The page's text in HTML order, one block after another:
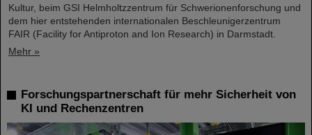
Kultur, beim GSI Helmholtzzentrum für Schwerionenforschung und
dem hier entstehenden internationalen Beschleunigerzentrum
FAIR (Facility for Antiproton and Ion Research) in Darmstadt.
Mehr »
Forschungspartnerschaft für mehr Sicherheit von
KI und Rechenzentren